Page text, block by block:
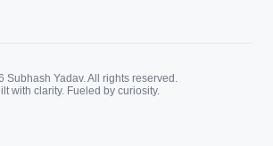
Subhash Yadav. All rights reserved.
with clarity. Fueled by curiosity.